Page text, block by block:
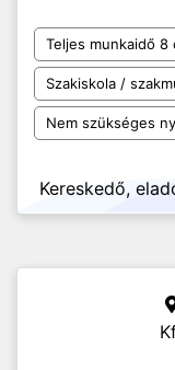
Teljes munkaidő 8
Szakiskola /
Nem szükséges
Kereskedő,